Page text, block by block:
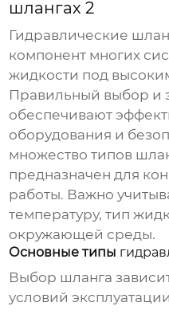
шлангах 2
Гидравлические
компонент многих
жидкости под
Правильный выбор и
обеспечивают
оборудования и
множество типов
предназначен для
работы. Важно
температуру, тип
окружающей среды.
Основные типы
Выбор шланга
условий